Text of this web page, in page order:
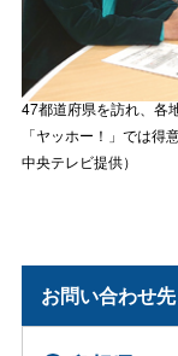
47都道府県を訪れ、各
「ヤッホー！」では
中央テレビ提供）
お問い合わせ先